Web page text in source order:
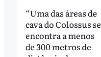
“Uma das áreas de
cava do Colossus se
encontra a menos
de 300 metros de